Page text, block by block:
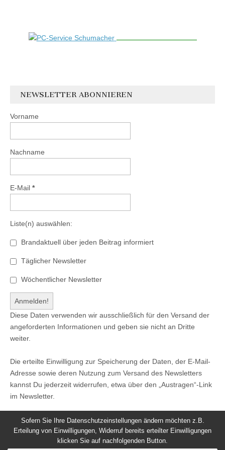
NEWSLETTER ABONNIEREN
Vorname
Nachname
E-Mail *
Liste(n) auswählen:
Brandaktuell über jeden Beitrag informiert
Täglicher Newsletter
Wöchentlicher Newsletter
Diese Daten verwenden wir ausschließlich für den Versand der
angeforderten Informationen und geben sie nicht an Dritte
weiter.
Die erteilte Einwilligung zur Speicherung der Daten, der E-Mail-
Adresse sowie deren Nutzung zum Versand des Newsletters
kannst Du jederzeit widerrufen, etwa über den „Austragen“-Link
im Newsletter.
Sofern Sie Ihre Datenschutzeinstellungen ändern möchten z.B.
Erteilung von Einwilligungen, Widerruf bereits erteilter Einwilligungen
klicken Sie auf nachfolgenden Button.